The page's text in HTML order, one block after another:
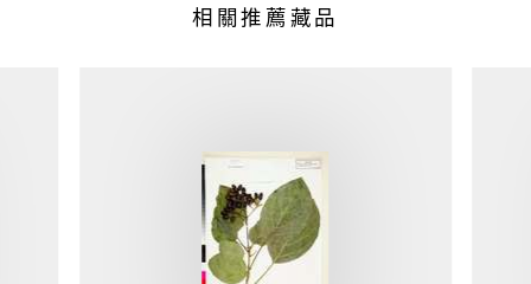
相關推薦藏品